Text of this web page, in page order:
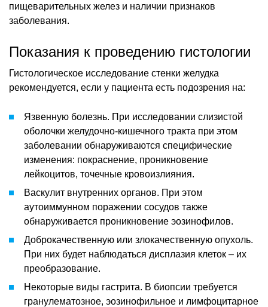
пищеварительных желез и наличии признаков
заболевания.
Показания к проведению гистологии
Гистологическое исследование стенки желудка
рекомендуется, если у пациента есть подозрения на:
Язвенную болезнь. При исследовании слизистой
оболочки желудочно-кишечного тракта при этом
заболевании обнаруживаются специфические
изменения: покраснение, проникновение
лейкоцитов, точечные кровоизлияния.
Васкулит внутренних органов. При этом
аутоиммунном поражении сосудов также
обнаруживается проникновение эозинофилов.
Доброкачественную или злокачественную опухоль.
При них будет наблюдаться дисплазия клеток – их
преобразование.
Некоторые виды гастрита. В биопсии требуется
гранулематозное, эозинофильное и лимфоцитарное